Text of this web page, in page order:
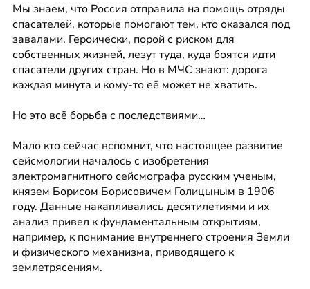
Мы знаем, что Россия отправила на помощь отряды
спасателей, которые помогают тем, кто оказался под
завалами. Героически, порой с риском для
собственных жизней, лезут туда, куда боятся идти
спасатели других стран. Но в МЧС знают: дорога
каждая минута и кому-то её может не хватить.
Но это всё борьба с последствиями…
Мало кто сейчас вспомнит, что настоящее развитие
сейсмологии началось с изобретения
электромагнитного сейсмографа русским ученым,
князем Борисом Борисовичем Голицыным в 1906
году. Данные накапливались десятилетиями и их
анализ привел к фундаментальным открытиям,
например, к понимание внутреннего строения Земли
и физического механизма, приводящего к
землетрясениям.